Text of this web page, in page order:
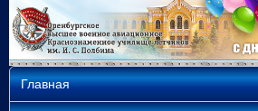
Главная